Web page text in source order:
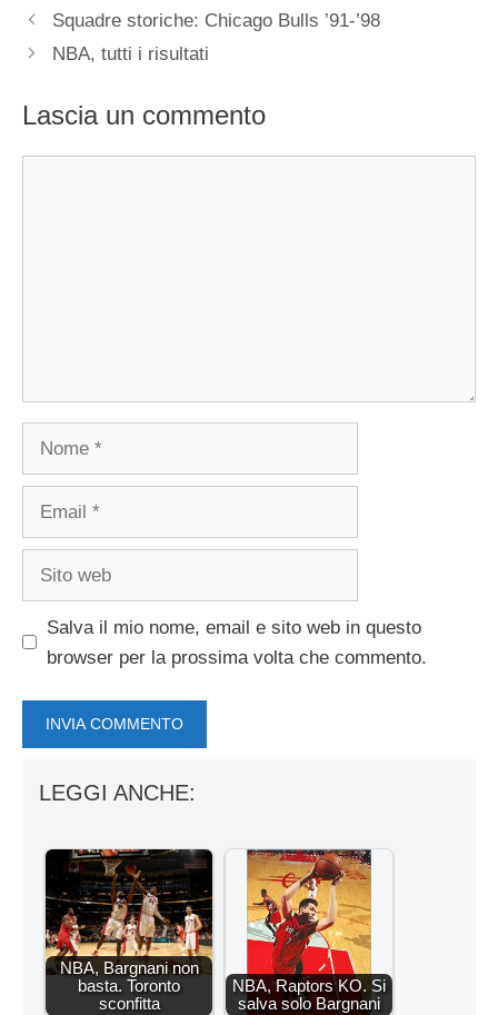
Squadre storiche: Chicago Bulls ’91-’98
NBA, tutti i risultati
Lascia un commento
Salva il mio nome, email e sito web in questo
browser per la prossima volta che commento.
LEGGI ANCHE:
NBA, Bargnani non
basta. Toronto
sconfitta
NBA, Raptors KO. Si
salva solo Bargnani